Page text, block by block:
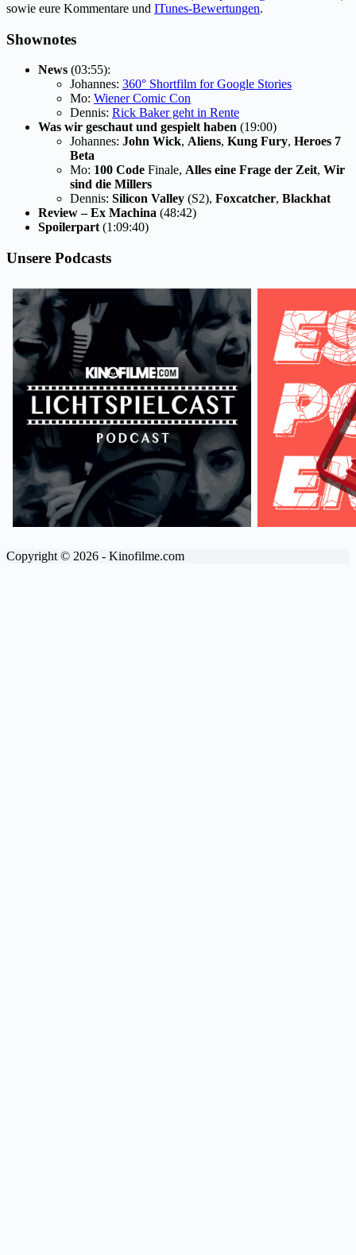
sowie eure Kommentare und ITunes-Bewertungen.
Shownotes
News (03:55):
Johannes: 360° Shortfilm for Google Stories
Mo: Wiener Comic Con
Dennis: Rick Baker geht in Rente
Was wir geschaut und gespielt haben (19:00)
Johannes: John Wick, Aliens, Kung Fury, Heroes 7
Beta
Mo: 100 Code Finale, Alles eine Frage der Zeit, Wir
sind die Millers
Dennis: Silicon Valley (S2), Foxcatcher, Blackhat
Review – Ex Machina (48:42)
Spoilerpart (1:09:40)
Unsere Podcasts
Copyright © 2026 - Kinofilme.com